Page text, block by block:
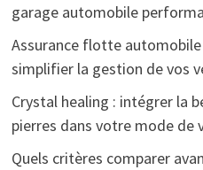
garage automobile
Assurance flotte
simplifier la gestion de vos
Crystal healing : intégrer la
pierres dans votre mode de
Quels critères comparer